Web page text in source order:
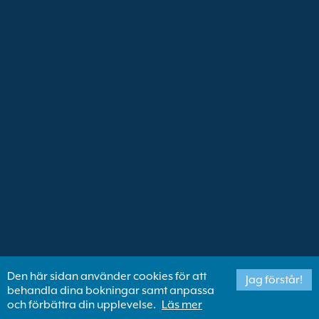
Den här sidan använder cookies för att
behandla dina bokningar samt anpassa
och förbättra din upplevelse. Läs mer
Jag förstår!